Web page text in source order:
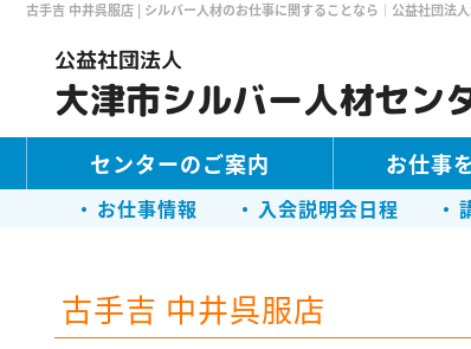
古手吉 中井呉服店 | シルバー人材のお仕事に関することなら｜公益社団法
センターのご案内 お仕事
お仕事情報 入会説明会日程
古手吉 中井呉服店